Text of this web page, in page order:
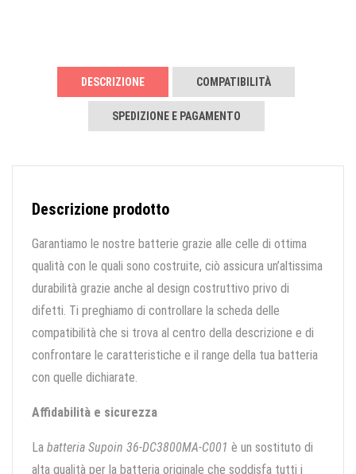
DESCRIZIONE COMPATIBILITÀ
SPEDIZIONE E PAGAMENTO
Descrizione prodotto
Garantiamo le nostre batterie grazie alle celle di ottima
qualità con le quali sono costruite, ciò assicura un’altissima
durabilità grazie anche al design costruttivo privo di
difetti. Ti preghiamo di controllare la scheda delle
compatibilità che si trova al centro della descrizione e di
confrontare le caratteristiche e il range della tua batteria
con quelle dichiarate.
Affidabilità e sicurezza
La batteria Supoin 36-DC3800MA-C001 è un sostituto di
alta qualità per la batteria originale che soddisfa tutti i